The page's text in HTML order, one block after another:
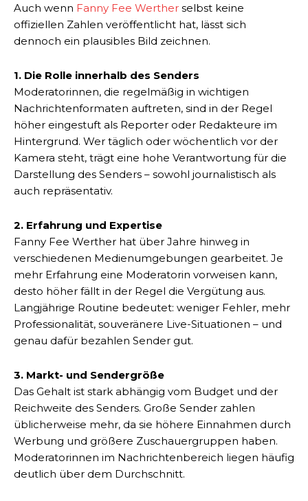
Auch wenn Fanny Fee Werther selbst keine
offiziellen Zahlen veröffentlicht hat, lässt sich
dennoch ein plausibles Bild zeichnen.
1. Die Rolle innerhalb des Senders
Moderatorinnen, die regelmäßig in wichtigen
Nachrichtenformaten auftreten, sind in der Regel
höher eingestuft als Reporter oder Redakteure im
Hintergrund. Wer täglich oder wöchentlich vor der
Kamera steht, trägt eine hohe Verantwortung für die
Darstellung des Senders – sowohl journalistisch als
auch repräsentativ.
2. Erfahrung und Expertise
Fanny Fee Werther hat über Jahre hinweg in
verschiedenen Medienumgebungen gearbeitet. Je
mehr Erfahrung eine Moderatorin vorweisen kann,
desto höher fällt in der Regel die Vergütung aus.
Langjährige Routine bedeutet: weniger Fehler, mehr
Professionalität, souveränere Live-Situationen – und
genau dafür bezahlen Sender gut.
3. Markt- und Sendergröße
Das Gehalt ist stark abhängig vom Budget und der
Reichweite des Senders. Große Sender zahlen
üblicherweise mehr, da sie höhere Einnahmen durch
Werbung und größere Zuschauergruppen haben.
Moderatorinnen im Nachrichtenbereich liegen häufig
deutlich über dem Durchschnitt.